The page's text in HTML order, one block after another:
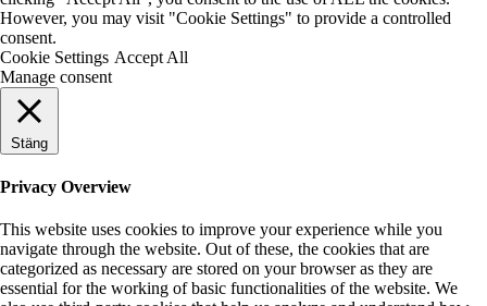
However, you may visit "Cookie Settings" to provide a controlled
consent.
Cookie Settings Accept All
Manage consent
Stäng
Privacy Overview
This website uses cookies to improve your experience while you
navigate through the website. Out of these, the cookies that are
categorized as necessary are stored on your browser as they are
essential for the working of basic functionalities of the website. We